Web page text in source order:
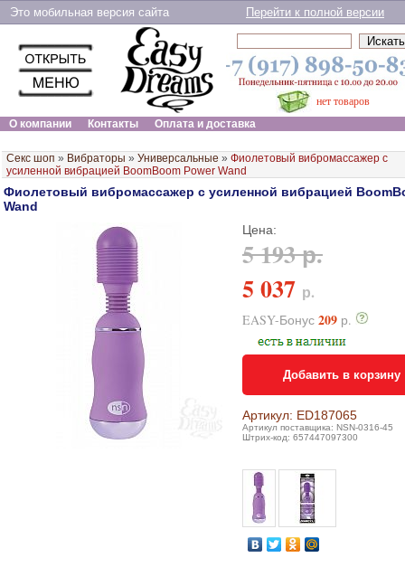
Это мобильная версия сайта Перейти к полной версии
нет товаров
О компании
Контакты Оплата и доставка
Секс шоп » Вибраторы » Универсальные » Фиолетовый вибромассажер с
усиленной вибрацией BoomBoom Power Wand
Фиолетовый вибромассажер с усиленной вибрацией
Wand
Цена:
5 193 р.
5 037 р.
EASY-Бонус 209 р.
Добавить в корзину
Артикул: ED187065
Артикул поставщика: NSN-0316-45
Штрих-код: 657447097300